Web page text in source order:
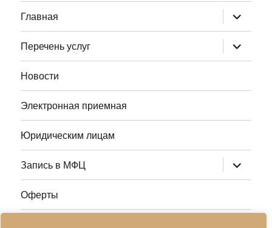
Главная раскрыть
дочернее
меню
Перечень услуг
раскрыть
дочернее
меню
Новости
Электронная приемная
Юридическим лицам
Запись в МФЦ раскрыть
дочернее
меню
Оферты